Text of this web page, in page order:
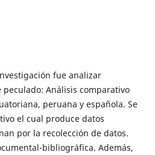
fue analizar
Análisis comparativo
peruana y española. Se
el cual produce datos
por la recolección de datos.
bibliográfica. Además,